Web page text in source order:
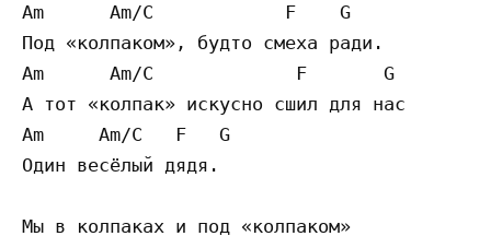
Am      Am/C            F    G
Под «колпаком», будто смеха ради.
Am      Am/C             F       G
А тот «колпак» искусно сшил для нас
Am     Am/C   F   G
Один весёлый дядя.
Мы в колпаках и под «колпаком»